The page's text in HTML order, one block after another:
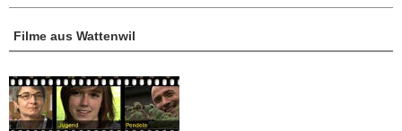
Filme aus Wattenwil